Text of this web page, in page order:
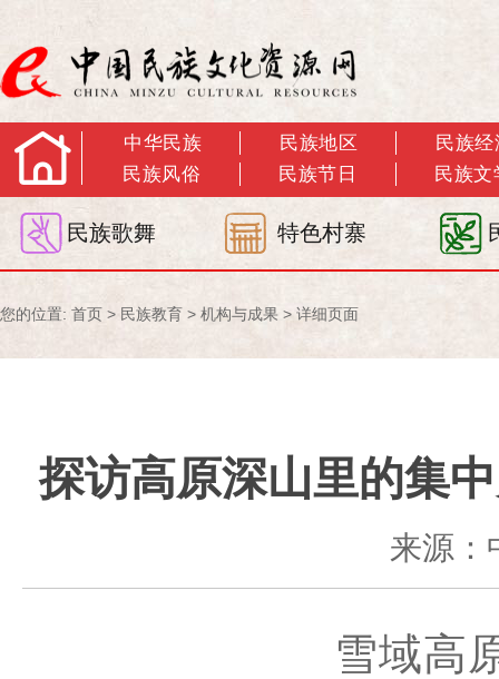
中华民族 民族地区
民族经
民族风俗
民族节日 民族文
民族歌舞 特色村寨
您的位置: 首页 > 民族教育 > 机构与成果 > 详细页面
探访高原深山里的集
来源：
雪域高原